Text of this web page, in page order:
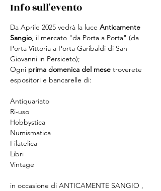
Info sull'evento
Da Aprile 2025 vedrà la luce Anticamente
Sangio, il mercato "da Porta a Porta" (da
Porta Vittoria a Porta Garibaldi di San
Giovanni in Persiceto);
Ogni prima domenica del mese troverete
espositori e bancarelle di:
Antiquariato
Ri-uso
Hobbystica
Numismatica
Filatelica
Libri
Vintage
in occasione di ANTICAMENTE SANGIO ,